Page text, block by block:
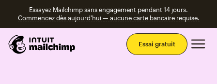
Essayez Mailchimp sans engagement pendant 14 jours.
Commencez dès aujourd'hui — aucune carte bancaire requise.
Essai gratuit